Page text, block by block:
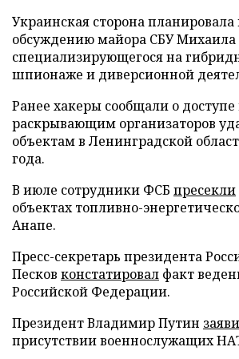
Украинская сторона
обсуждению майора СБУ
специализирующегося на
шпионаже и диверсионной
Ранее хакеры сообщали о
раскрывающим организаторов
объектам в Ленинградской
года.
В июле сотрудники ФСБ пресекли
объектах топливно-
Анапе.
Пресс-секретарь президента
Песков констатировал факт
Российской Федерации.
Президент Владимир Путин
присутствии военнослужащих